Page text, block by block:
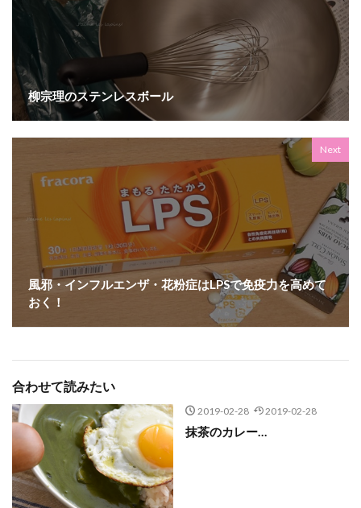
柳宗理のステンレスボール
Next
風邪・インフルエンザ・花粉症はLPSで免疫力を高めて
おく！
合わせて読みたい
2019-02-28 2019-02-28
抹茶のカレー…